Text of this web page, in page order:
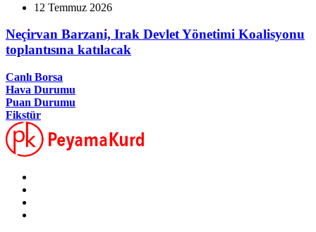
12 Temmuz 2026
Neçirvan Barzani, Irak Devlet Yönetimi Koalisyonu
toplantısına katılacak
Canlı Borsa
Hava Durumu
Puan Durumu
Fikstür